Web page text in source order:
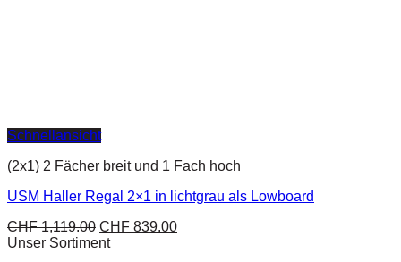
Schnellansicht
(2x1) 2 Fächer breit und 1 Fach hoch
USM Haller Regal 2×1 in lichtgrau als Lowboard
CHF1,119.00 CHF 839.00
Unser Sortiment